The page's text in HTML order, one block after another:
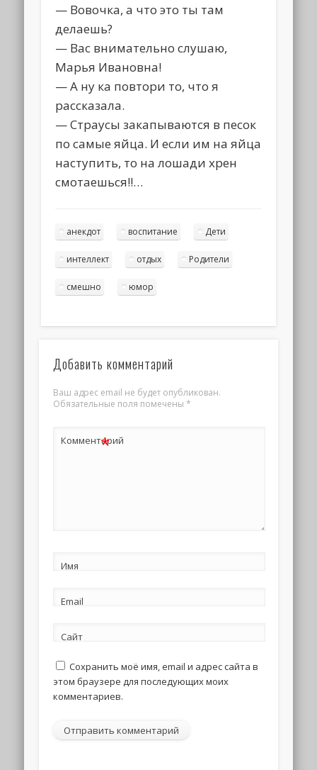
— Вовочка, а что это ты там
делаешь?
— Вас внимательно слушаю,
Марья Ивановна!
— А ну ка повтори то, что я
рассказала.
— Страусы закапываются в песок
по самые яйца. И если им на яйца
наступить, то на лошади хрен
смотаешься!!…
анекдот воспитание Дети
интеллект отдых Родители
смешно юмор
Добавить комментарий
Ваш адрес email не будет опубликован.
Обязательные поля помечены *
Комментарий
*
Имя
Email
Сайт
Сохранить моё имя, email и адрес сайта в
этом браузере для последующих моих
комментариев.